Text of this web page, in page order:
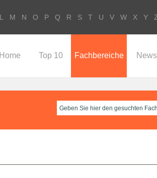
L M N O P Q R S T U V W X Y
Home Top 10 Fachbereiche News